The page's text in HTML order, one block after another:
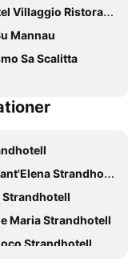
Villaggio Ristorante
Mannau
Sa Scalitta
Strandhotell
Maria Strandhotell
Strandhotell